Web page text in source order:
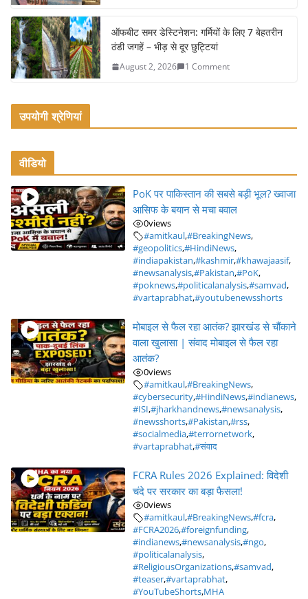
ऑफबीट समर डेस्टिनेशन: गर्मियों के लिए 7 बेहतरीन
ठंडी जगहें – भीड़ से दूर छुट्टियां
August 2, 2026 1 Comment
उपयोगी श्रेणियां
वीडियो
PoK पर पाकिस्तान की सबसे बड़ी भूल? ख्वाजा
आसिफ के बयान से मचा बवाल
0views
#amitkaul,#BreakingNews,
#geopolitics,#HindiNews,
#indiapakistan,#kashmir,#khawajaasif,
#newsanalysis,#Pakistan,#PoK,
#poknews,#politicalanalysis,#samvad,
#vartaprabhat,#youtubenewsshorts
मोबाइल से फैल रहा आतंक? झारखंड से चौंकाने
वाला खुलासा | संवाद मोबाइल से फैल रहा
आतंक?
0views
#amitkaul,#BreakingNews,
#cybersecurity,#HindiNews,#indianews,
#ISI,#jharkhandnews,#newsanalysis,
#newsshorts,#Pakistan,#rss,
#socialmedia,#terrornetwork,
#vartaprabhat,#संवाद
FCRA Rules 2026 Explained: विदेशी
चंदे पर सरकार का बड़ा फैसला!
0views
#amitkaul,#BreakingNews,#fcra,
#FCRA2026,#foreignfunding,
#indianews,#newsanalysis,#ngo,
#politicalanalysis,
#ReligiousOrganizations,#samvad,
#teaser,#vartaprabhat,
#YouTubeShorts,MHA